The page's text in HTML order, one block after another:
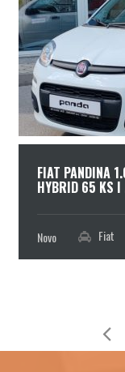
FIAT PANDINA
HYBRID 65 KS I
Novo Fiat